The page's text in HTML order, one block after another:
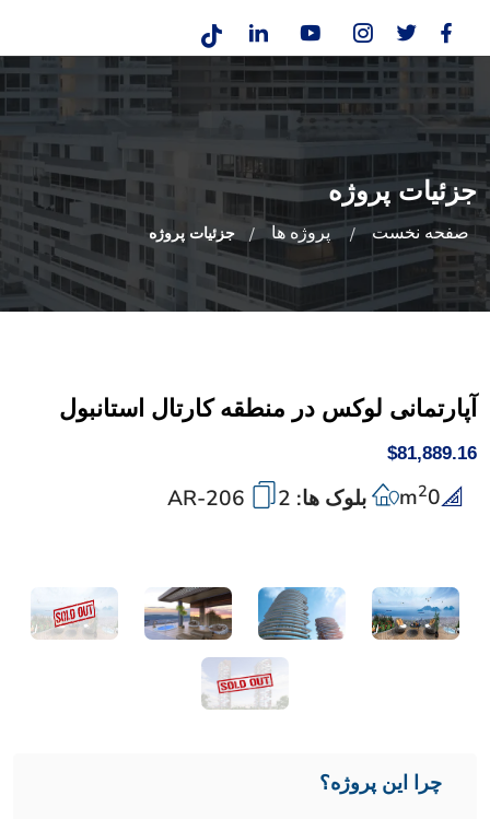
جزئیات پروژه
صفحه نخست پروژه ها جزئیات پروژه
آپارتمانی لوکس در منطقه کارتال استانبول
$81,889.16
0
m2 بلوک ها: 2
چرا این پروژه؟